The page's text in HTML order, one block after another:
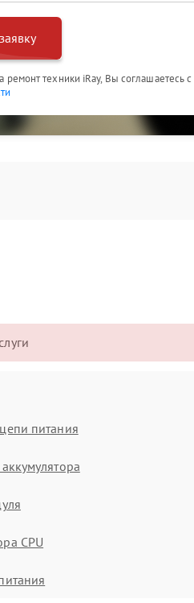
ремонт техники iRay, Вы соглашаетесь с
питания
CPU